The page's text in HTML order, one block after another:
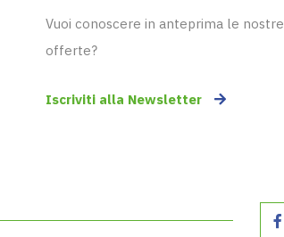
Vuoi conoscere in anteprima le nostre
offerte?
Iscriviti alla Newsletter